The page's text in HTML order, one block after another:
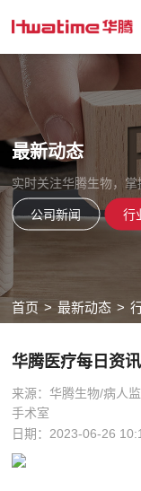
最新动态
实时关注华腾生物，
公司新闻 行
首页 > 最新动态 >
华腾医疗每日资讯
来源：华腾生物/病人
手术室
日期：2023-06-26